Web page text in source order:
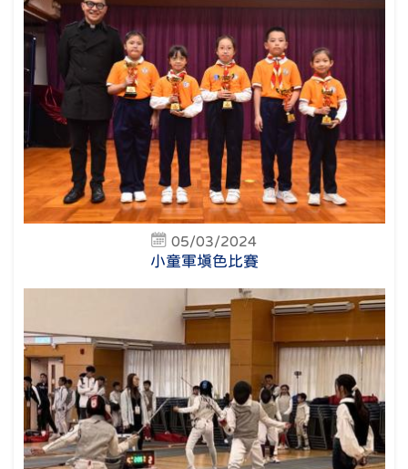
05/03/2024
小童軍填色比賽